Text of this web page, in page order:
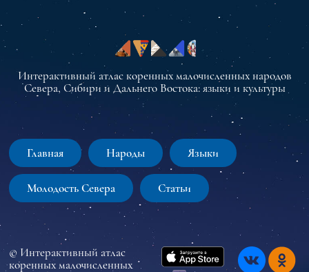
Интерактивный атлас коренных малочисленных народов
Севера, Сибири и Дальнего Востока: языки и культуры
Главная Народы Языки
Молодость Севера Статьи
© Интерактивный атлас
коренных малочисленных